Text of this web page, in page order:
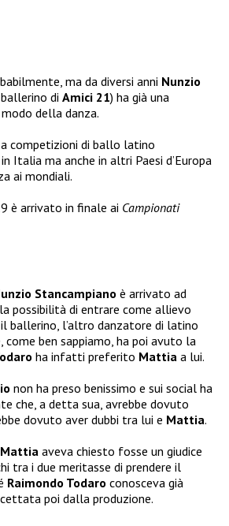
ma da diversi anni Nunzio
di Amici 21) ha già una
della danza.
competizioni di ballo latino
Italia ma anche in altri Paesi d’Europa
ai mondiali.
è arrivato in finale ai Campionati
Stancampiano è arrivato ad
possibilità di entrare come allievo
ballerino, l’altro danzatore di latino
come ben sappiamo, ha poi avuto la
ha infatti preferito Mattia a lui.
non ha preso benissimo e sui social ha
che, a detta sua, avrebbe dovuto
dovuto aver dubbi tra lui e Mattia.
Mattia aveva chiesto fosse un giudice
tra i due meritasse di prendere il
Raimondo Todaro conosceva già
poi dalla produzione.